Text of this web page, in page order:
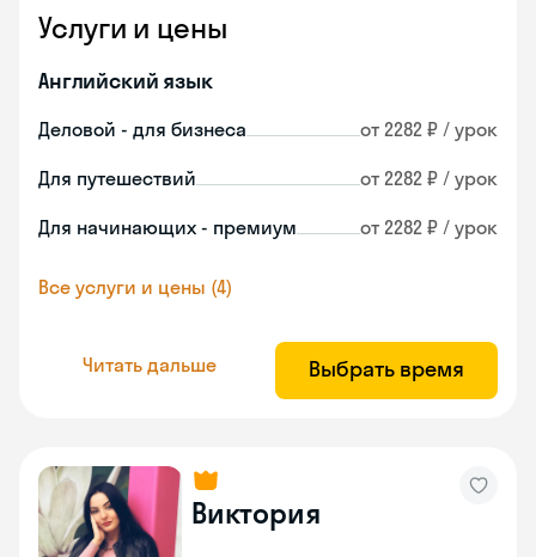
Услуги и цены
Английский язык
Деловой - для бизнеса от 2282 ₽ / урок
Для путешествий от 2282 ₽ / урок
Для начинающих - премиум от 2282 ₽ / урок
Все услуги и цены (4)
Читать дальше Выбрать время
Виктория